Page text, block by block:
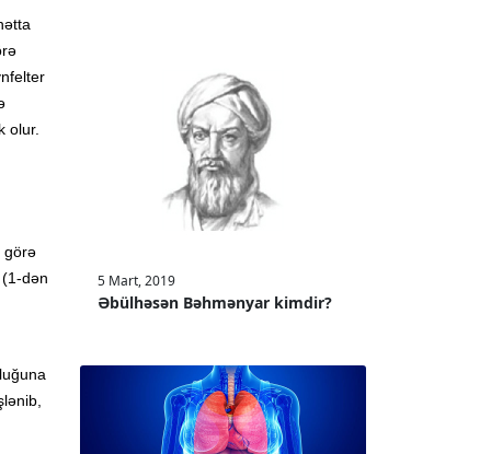
olur.
görə
dən
5 Mart, 2019
Əbülhəsən Bəhmənyar kimdir?